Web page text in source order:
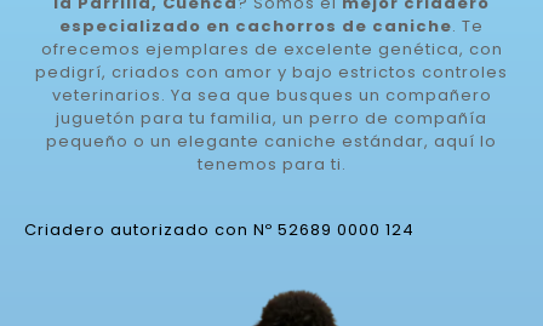
especializado en cachorros de caniche. Te
ofrecemos ejemplares de excelente genética, con
pedigrí, criados con amor y bajo estrictos controles
veterinarios. Ya sea que busques un compañero
juguetón para tu familia, un perro de compañía
pequeño o un elegante caniche estándar, aquí lo
tenemos para ti.
Criadero autorizado con Nº 52689 0000 124